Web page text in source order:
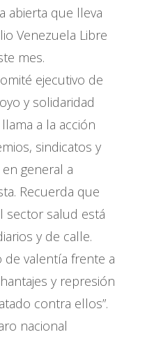
abierta que lleva
Venezuela Libre
mes.
ejecutivo de
y solidaridad
a la acción
sindicatos y
general a
Recuerda que
sector salud está
y de calle.
de valentía frente a
y represión
contra ellos”.
nacional